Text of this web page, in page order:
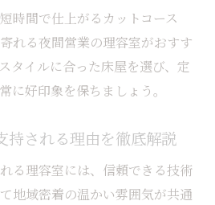
時間で仕上がるカットコース
れる夜間営業の理容室がおすす
タイルに合った床屋を選び、定
に好印象を保ちましょう。
持される理由を徹底解説
る理容室には、信頼できる技術
地域密着の温かい雰囲気が共通